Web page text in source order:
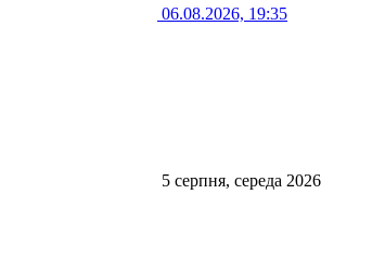
06.08.2026, 19:35
5 серпня, середа 2026